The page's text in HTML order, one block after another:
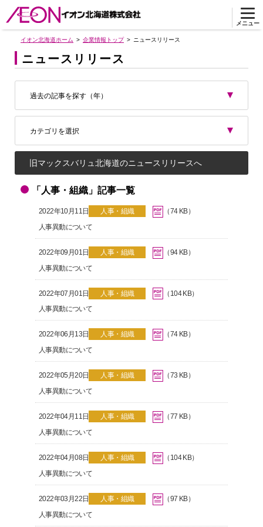
メニュー
イオン北海道ホーム 企業情報トップ ニュースリリース
ニュースリリース
過去の記事を探す（年）
カテゴリを選択
旧マックスバリュ北海道のニュースリリースへ
「人事・組織」記事一覧
2022年10月11日 人事・組織
（74 KB）
人事異動について
2022年09月01日 人事・組織
（94 KB）
人事異動について
2022年07月01日 人事・組織
（104 KB）
人事異動について
2022年06月13日 人事・組織
（74 KB）
人事異動について
2022年05月20日 人事・組織
（73 KB）
人事異動について
2022年04月11日 人事・組織
（77 KB）
人事異動について
2022年04月08日 人事・組織
（104 KB）
人事異動について
2022年03月22日 人事・組織
（97 KB）
人事異動について